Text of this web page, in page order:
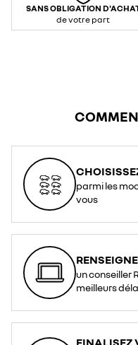
SANS OBLIGATION
de votre part
parmi les
vous
un conseiller
meilleurs